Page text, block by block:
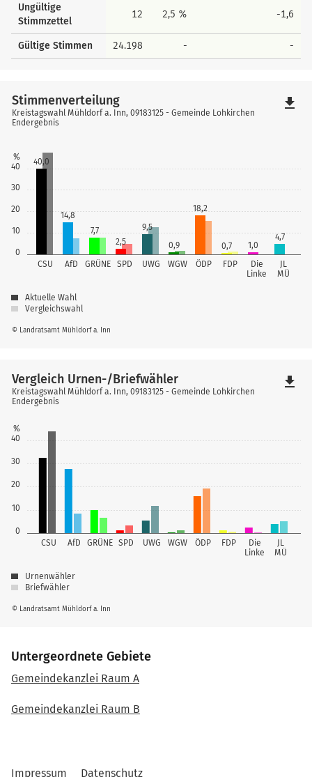
Ungültige
Stimmzettel
12 2,5 % -1,6
Gültige Stimmen 24.198 - -
0
10
20
30
40
%
CSU AfD GRÜNE SPD UWG WGW ÖDP FDP
Die
Linke
JL
MÜ
40,0
14,8
7,7
2,5
9,5
0,9
18,2
0,7 1,0
4,7
© Landratsamt Mühldorf a. Inn
Stimmenverteilung
Kreistagswahl Mühldorf a. Inn, 09183125 - Gemeinde Lohkirchen
Endergebnis
Aktuelle Wahl
Vergleichswahl
file_download
0
10
20
30
40
%
CSU AfD GRÜNE SPD UWG WGW ÖDP FDP
Die
Linke
JL
MÜ
© Landratsamt Mühldorf a. Inn
Vergleich Urnen-/Briefwähler
Kreistagswahl Mühldorf a. Inn, 09183125 - Gemeinde Lohkirchen
Endergebnis
Urnenwähler
Briefwähler
file_download
Untergeordnete Gebiete
Gemeindekanzlei Raum A
Gemeindekanzlei Raum B
Impressum Datenschutz